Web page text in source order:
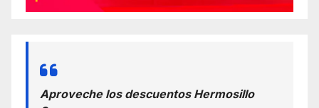
Aproveche los descuentos Hermosillo